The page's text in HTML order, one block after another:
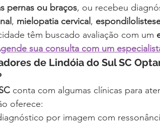
pernas ou braços, ou recebeu
, mielopatia cervical ,
têm buscado avaliação com um
sua consulta com um
de Lindóia do Sul SC
conta com algumas clínicas para
oferece:
por imagem com